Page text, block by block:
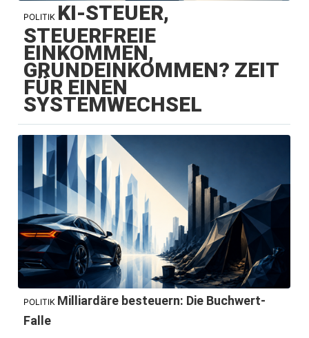
POLITIK KI-STEUER,
STEUERFREIE
EINKOMMEN,
GRUNDEINKOMMEN? ZEIT
FÜR EINEN
SYSTEMWECHSEL
POLITIK Milliardäre besteuern: Die Buchwert-
Falle